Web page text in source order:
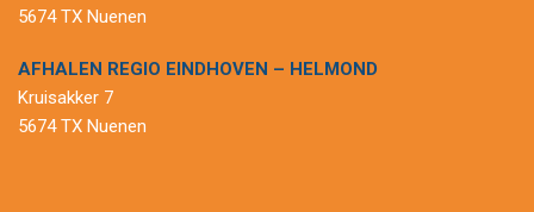
5674 TX Nuenen
AFHALEN REGIO EINDHOVEN – HELMOND
Kruisakker 7
5674 TX Nuenen